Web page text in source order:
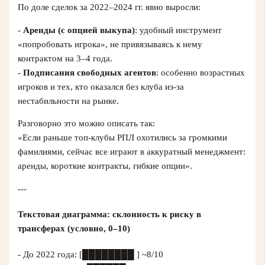
По доле сделок за 2022–2024 гг. явно выросли:
- Аренды (с опцией выкупа): удобный инструмент
«попробовать игрока», не привязываясь к нему
контрактом на 3–4 года.
-Подписания свободных агентов: особенно возрастных
игроков и тех, кто оказался без клуба из-за
нестабильности на рынке.
Разговорно это можно описать так:
«Если раньше топ-клубы РПЛ охотились за громкими
фамилиями, сейчас все играют в аккуратный менеджмент:
аренды, короткие контракты, гибкие опции».
---
Текстовая диаграмма: склонность к риску в
трансферах (условно, 0–10)
- До 2022 года: [████████ ] ~8/10